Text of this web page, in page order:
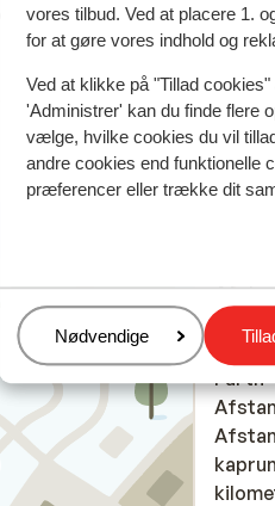
vores tilbud. Ved at placere 1.
for at gøre vores indhold og
Ved at klikke på "Tillad
'Administrer' kan du finde flere
vælge, hvilke cookies du vil
andre cookies end funktionelle
præferencer eller trække dit
Administrer
Nødvendige
comfortabel
comfortabel
Fürth